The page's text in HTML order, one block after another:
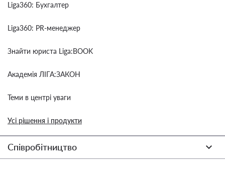
Liga360: Бухгалтер
Liga360: PR-менеджер
Знайти юриста Liga:BOOK
Академія ЛІГА:ЗАКОН
Теми в центрі уваги
Усі рішення і продукти
Співробітництво